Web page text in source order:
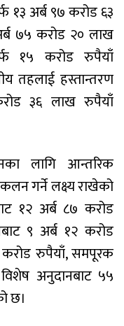
१३ अर्ब ९७ करोड ६३
७५ करोड २० लाख
१५ करोड रुपैयाँ
तहलाई हस्तान्तरण
३६ लाख रुपैयाँ
लागि आन्तरिक
गर्ने लक्ष्य राखेको
१२ अर्ब ८७ करोड
९ अर्ब १२ करोड
करोड रुपैयाँ, समपूरक
अनुदानबाट ५५
छ।